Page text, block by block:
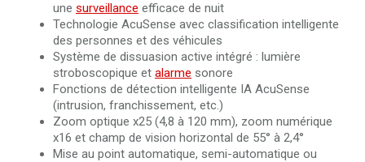
une surveillance efficace de nuit
Technologie AcuSense avec classification intelligente
des personnes et des véhicules
Système de dissuasion active intégré : lumière
stroboscopique et alarme sonore
Fonctions de détection intelligente IA AcuSense
(intrusion, franchissement, etc.)
Zoom optique x25 (4,8 à 120 mm), zoom numérique
x16 et champ de vision horizontal de 55° à 2,4°
Mise au point automatique, semi-automatique ou